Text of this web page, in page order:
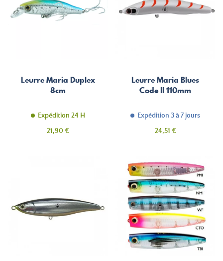
Leurre Maria Duplex
8cm
Expédition 24 H
Prix
21,90 €
Leurre Maria Blues
Code II 110mm
Expédition 3 à 7 jours
Prix
24,51 €